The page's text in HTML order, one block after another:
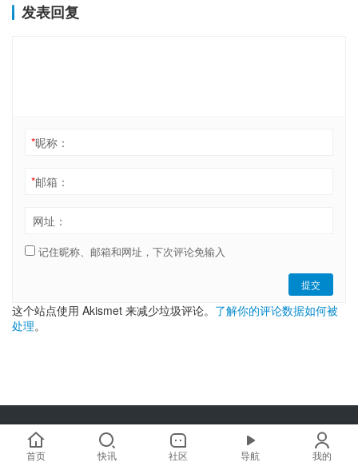
发表回复
*昵称：
*邮箱：
网址：
记住昵称、邮箱和网址，下次评论免输入
提交
这个站点使用 Akismet 来减少垃圾评论。 了解你的评论数据如何被
处理。
Copyright © 2019-2025 链嗅网 chainxiu.com 版权所有 | 商务合作:
hi@chainxiu.com
首页
快讯 社区 导航 我的